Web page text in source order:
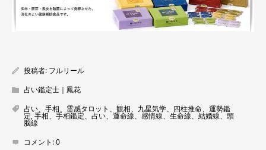
投稿者: フルリール
占い鑑定士｜鳳花
占い、手相、霊感タロット、観相、九星気学、四柱推命、運勢鑑
定,手相、手相鑑定、占い、運命線、感情線、生命線、結婚線、頭
脳線
コメント:0